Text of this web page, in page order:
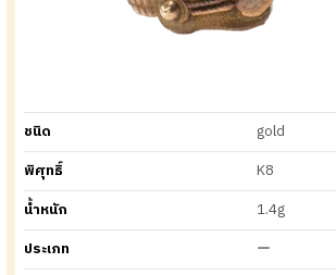
ชนิด
gold
พิศุทธิ์
K8
น้ำหนัก
1.4g
ประเภท
ー